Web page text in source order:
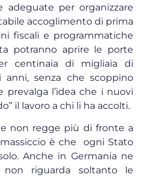
adeguate per organizzare
accoglimento di prima
fiscali e programmatiche
potranno aprire le porte
centinaia di migliaia di
anni, senza che scoppino
prevalga l’idea che i nuovi
il lavoro a chi li ha accolti.
non regge più di fronte a
è che ogni Stato
Anche in Germania ne
non riguarda soltanto le